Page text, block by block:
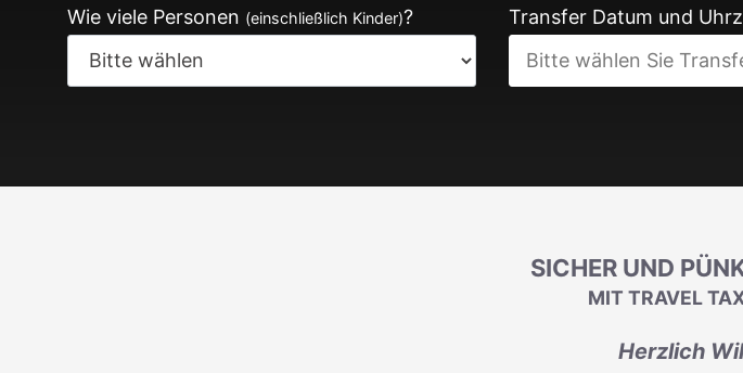
Wie viele Personen (einschließlich Kinder)? Transfer Datum und
SICHER UND
MIT TRAVEL
Herzlich